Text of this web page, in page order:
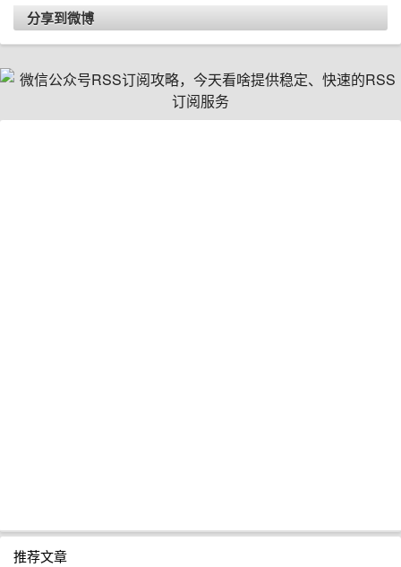
分享到微博
推荐文章